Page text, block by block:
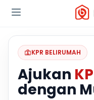
KPR BELIRUMAH
Ajukan
dengan